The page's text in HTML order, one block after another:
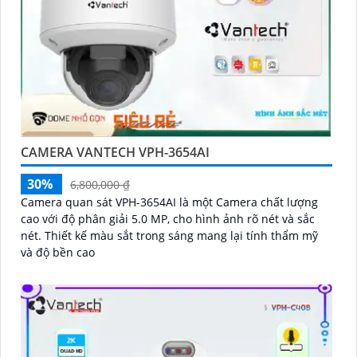
CAMERA VANTECH VPH-3654AI
30%
6,800,000 ₫
Camera quan sát VPH-3654AI là một Camera chất lượng
cao với độ phân giải 5.0 MP, cho hình ảnh rõ nét và sắc
nét. Thiết kế màu sắt trong sáng mang lại tính thẩm mỹ
và độ bền cao